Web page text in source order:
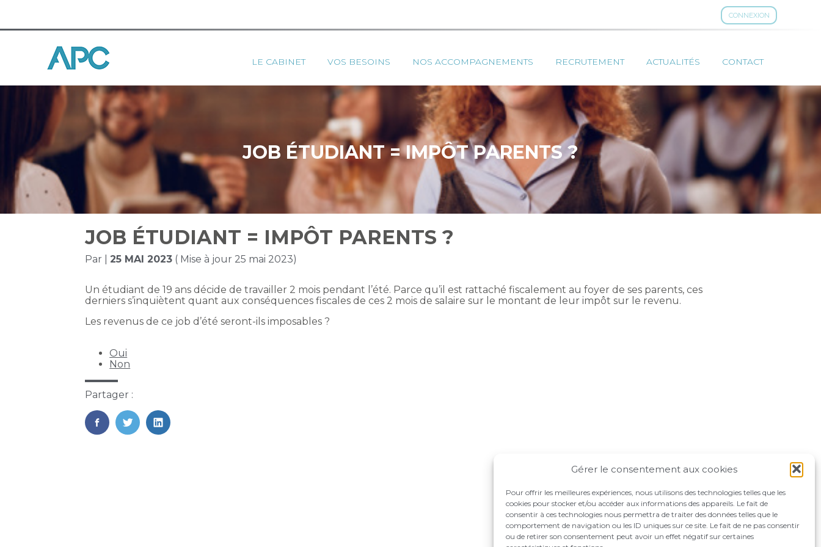
Gérer le consentement aux cookies
Pour offrir les meilleures expériences, nous utilisons des technologies telles que les
cookies pour stocker et/ou accéder aux informations des appareils. Le fait de
consentir à ces technologies nous permettra de traiter des données telles que le
comportement de navigation ou les ID uniques sur ce site. Le fait de ne pas consentir
ou de retirer son consentement peut avoir un effet négatif sur certaines
CONNEXION
au
contenu
Principal
LE CABINET VOS BESOINS NOS ACCOMPAGNEMENTS RECRUTEMENT ACTUALITÉS CONTACT
JOB ÉTUDIANT = IMPÔT PARENTS ?
JOB ÉTUDIANT = IMPÔT PARENTS ?
Par |25 MAI 2023 ( Mise à jour 25 mai 2023)
Un étudiant de 19 ans décide de travailler 2 mois pendant l’été. Parce qu’il est rattaché fiscalement au foyer de ses parents, ces
derniers s’inquiètent quant aux conséquences fiscales de ces 2 mois de salaire sur le montant de leur impôt sur le revenu.
Les revenus de ce job d’été seront-ils imposables ?
Oui
Non
Partager :
FaceBook
TwitterLinkedIn